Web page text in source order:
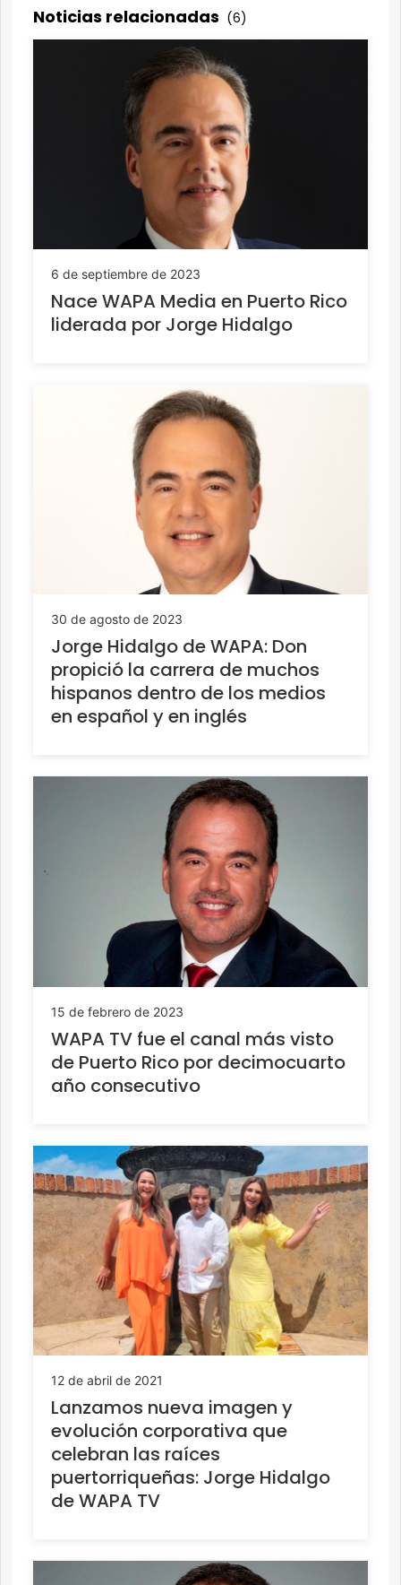
Noticias relacionadas (6)
6 de septiembre de 2023
Nace WAPA Media en Puerto Rico
liderada por Jorge Hidalgo
30 de agosto de 2023
Jorge Hidalgo de WAPA: Don
propició la carrera de muchos
hispanos dentro de los medios
en español y en inglés
15 de febrero de 2023
WAPA TV fue el canal más visto
de Puerto Rico por decimocuarto
año consecutivo
12 de abril de 2021
Lanzamos nueva imagen y
evolución corporativa que
celebran las raíces
puertorriqueñas: Jorge Hidalgo
de WAPA TV